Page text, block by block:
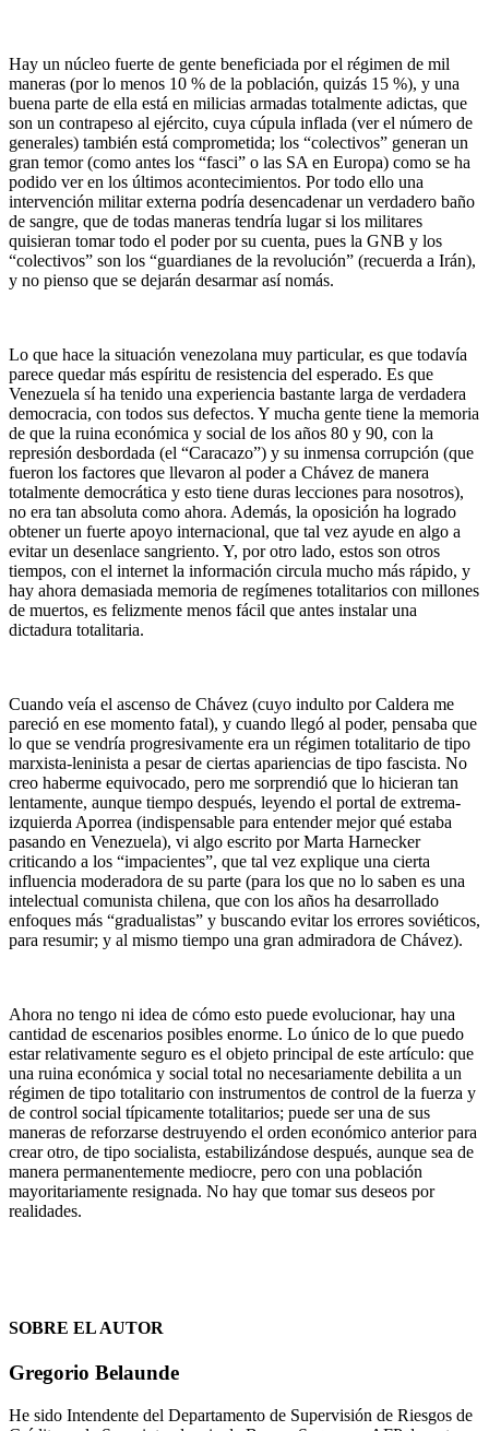
Hay un núcleo fuerte de gente beneficiada por el régimen de mil
maneras (por lo menos 10 % de la población, quizás 15 %), y una
buena parte de ella está en milicias armadas totalmente adictas, que
son un contrapeso al ejército, cuya cúpula inflada (ver el número de
generales) también está comprometida; los “colectivos” generan un
gran temor (como antes los “fasci” o las SA en Europa) como se ha
podido ver en los últimos acontecimientos. Por todo ello una
intervención militar externa podría desencadenar un verdadero baño
de sangre, que de todas maneras tendría lugar si los militares
quisieran tomar todo el poder por su cuenta, pues la GNB y los
“colectivos” son los “guardianes de la revolución” (recuerda a Irán),
y no pienso que se dejarán desarmar así nomás.
Lo que hace la situación venezolana muy particular, es que todavía
parece quedar más espíritu de resistencia del esperado. Es que
Venezuela sí ha tenido una experiencia bastante larga de verdadera
democracia, con todos sus defectos. Y mucha gente tiene la memoria
de que la ruina económica y social de los años 80 y 90, con la
represión desbordada (el “Caracazo”) y su inmensa corrupción (que
fueron los factores que llevaron al poder a Chávez de manera
totalmente democrática y esto tiene duras lecciones para nosotros),
no era tan absoluta como ahora. Además, la oposición ha logrado
obtener un fuerte apoyo internacional, que tal vez ayude en algo a
evitar un desenlace sangriento. Y, por otro lado, estos son otros
tiempos, con el internet la información circula mucho más rápido, y
hay ahora demasiada memoria de regímenes totalitarios con millones
de muertos, es felizmente menos fácil que antes instalar una
dictadura totalitaria.
Cuando veía el ascenso de Chávez (cuyo indulto por Caldera me
pareció en ese momento fatal), y cuando llegó al poder, pensaba que
lo que se vendría progresivamente era un régimen totalitario de tipo
marxista-leninista a pesar de ciertas apariencias de tipo fascista. No
creo haberme equivocado, pero me sorprendió que lo hicieran tan
lentamente, aunque tiempo después, leyendo el portal de extrema-
izquierda Aporrea (indispensable para entender mejor qué estaba
pasando en Venezuela), vi algo escrito por Marta Harnecker
criticando a los “impacientes”, que tal vez explique una cierta
influencia moderadora de su parte (para los que no lo saben es una
intelectual comunista chilena, que con los años ha desarrollado
enfoques más “gradualistas” y buscando evitar los errores soviéticos,
para resumir; y al mismo tiempo una gran admiradora de Chávez).
Ahora no tengo ni idea de cómo esto puede evolucionar, hay una
cantidad de escenarios posibles enorme. Lo único de lo que puedo
estar relativamente seguro es el objeto principal de este artículo: que
una ruina económica y social total no necesariamente debilita a un
régimen de tipo totalitario con instrumentos de control de la fuerza y
de control social típicamente totalitarios; puede ser una de sus
maneras de reforzarse destruyendo el orden económico anterior para
crear otro, de tipo socialista, estabilizándose después, aunque sea de
manera permanentemente mediocre, pero con una población
mayoritariamente resignada. No hay que tomar sus deseos por
realidades.
SOBRE EL AUTOR
Gregorio Belaunde
He sido Intendente del Departamento de Supervisión de Riesgos de